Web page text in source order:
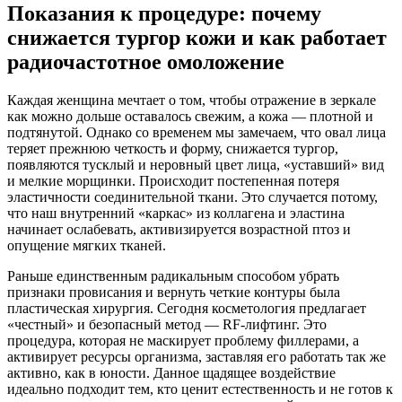
Показания к процедуре: почему
снижается тургор кожи и как работает
радиочастотное омоложение
Каждая женщина мечтает о том, чтобы отражение в зеркале
как можно дольше оставалось свежим, а кожа — плотной и
подтянутой. Однако со временем мы замечаем, что овал лица
теряет прежнюю четкость и форму, снижается тургор,
появляются тусклый и неровный цвет лица, «уставший» вид
и мелкие морщинки. Происходит постепенная потеря
эластичности соединительной ткани. Это случается потому,
что наш внутренний «каркас» из коллагена и эластина
начинает ослабевать, активизируется возрастной птоз и
опущение мягких тканей.
Раньше единственным радикальным способом убрать
признаки провисания и вернуть четкие контуры была
пластическая хирургия. Сегодня косметология предлагает
«честный» и безопасный метод — RF-лифтинг. Это
процедура, которая не маскирует проблему филлерами, а
активирует ресурсы организма, заставляя его работать так же
активно, как в юности. Данное щадящее воздействие
идеально подходит тем, кто ценит естественность и не готов к